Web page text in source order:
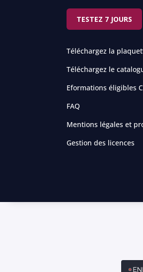
TESTEZ 7 JOURS
Téléchargez la
Téléchargez le
Eformations éligibles
FAQ
Mentions légales et
Gestion des licences